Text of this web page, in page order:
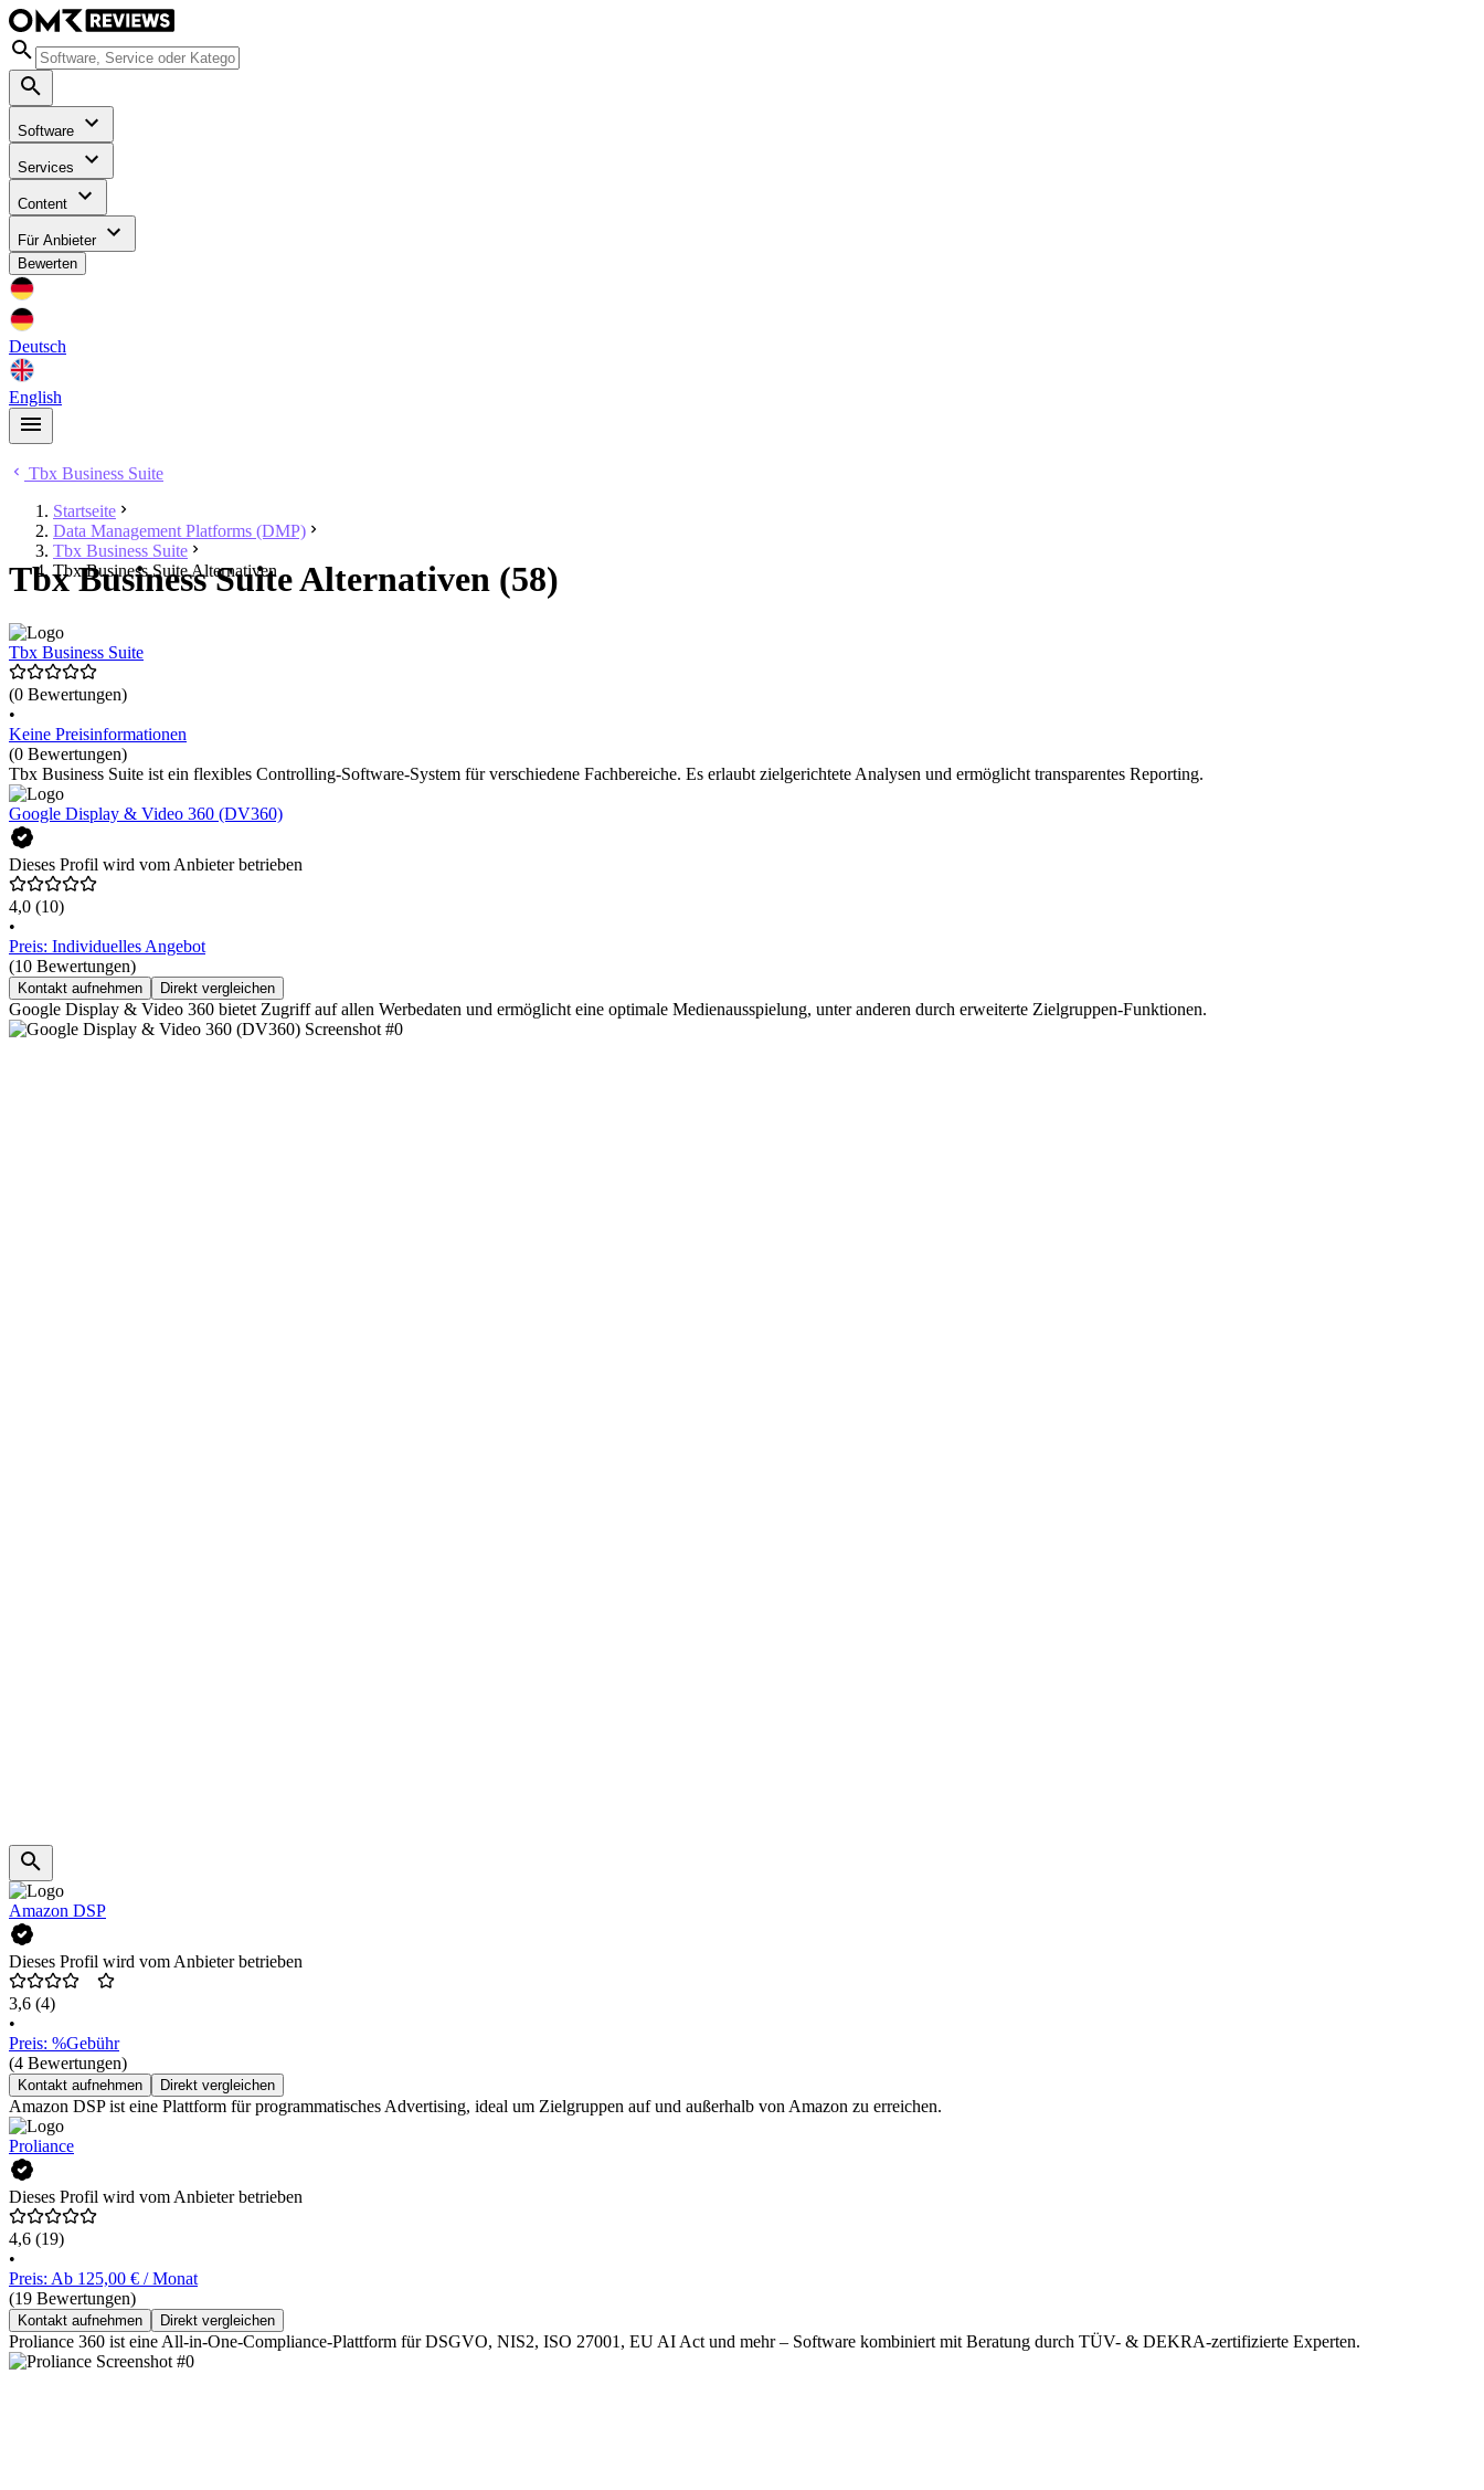
Software
Services
Content
Für Anbieter
Bewerten
Deutsch
English
Tbx Business Suite
Startseite
Data Management Platforms (DMP)
Tbx Business Suite
Tbx Business Suite Alternativen
Tbx Business Suite Alternativen (58)
Tbx Business Suite
(0 Bewertungen)
•
Keine Preisinformationen
(0 Bewertungen)
Tbx Business Suite ist ein flexibles Controlling-Software-System für verschiedene Fachbereiche. Es erlaubt zielgerichtete Analysen und ermöglicht transparentes Reporting.
Google Display & Video 360 (DV360)
Dieses Profil wird vom Anbieter betrieben
4,0 (10)
•
Preis: Individuelles Angebot
(10 Bewertungen)
Kontakt aufnehmen Direkt vergleichen
Google Display & Video 360 bietet Zugriff auf allen Werbedaten und ermöglicht eine optimale Medienausspielung, unter anderen durch erweiterte Zielgruppen-Funktionen.
Amazon DSP
Dieses Profil wird vom Anbieter betrieben
3,6 (4)
•
Preis: %Gebühr
(4 Bewertungen)
Kontakt aufnehmen Direkt vergleichen
Amazon DSP ist eine Plattform für programmatisches Advertising, ideal um Zielgruppen auf und außerhalb von Amazon zu erreichen.
Proliance
Dieses Profil wird vom Anbieter betrieben
4,6 (19)
•
Preis: Ab 125,00 € / Monat
(19 Bewertungen)
Kontakt aufnehmen Direkt vergleichen
Proliance 360 ist eine All-in-One-Compliance-Plattform für DSGVO, NIS2, ISO 27001, EU AI Act und mehr – Software kombiniert mit Beratung durch TÜV- & DEKRA-zertifizierte Experten.